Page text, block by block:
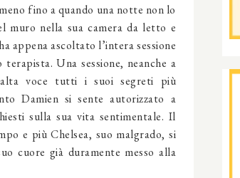
fino a quando una notte non lo
muro nella sua camera da letto e
appena ascoltato l’intera sessione
Una sessione, neanche a
voce tutti i suoi segreti più
Damien si sente autorizzato a
sulla sua vita sentimentale. Il
e più Chelsea, suo malgrado, si
cuore già duramente messo alla